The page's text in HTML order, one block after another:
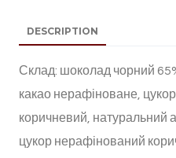
DESCRIPTION
Склад: шоколад чорний
какао нерафіноване,
коричневий, натуральний
цукор нерафінований